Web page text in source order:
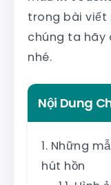
trong bài viết
chúng ta hãy
nhé.
Nội Dung
Những
hút hồn